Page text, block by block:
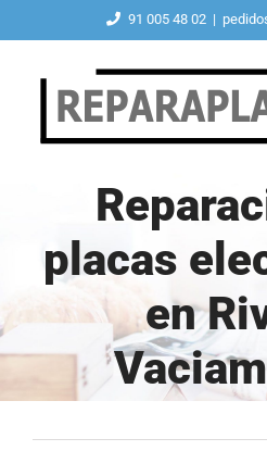
contenido
91 005 48 02 |
placas
en